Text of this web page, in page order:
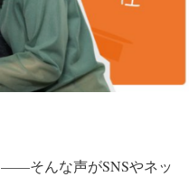
——そんな声がSNSやネッ